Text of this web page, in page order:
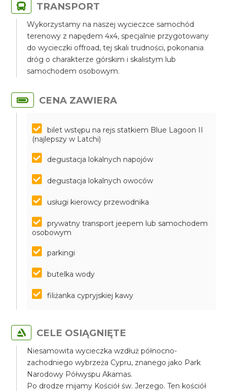
TRANSPORT
Wykorzystamy na naszej wycieczce samochód
terenowy z napędem 4x4, specjalnie przygotowany
do wycieczki offroad, tej skali trudności, pokonania
dróg o charakterze górskim i skalistym lub
samochodem osobowym.
CENA ZAWIERA
bilet wstępu na rejs statkiem Blue Lagoon II
(najlepszy w Latchi)
degustacja lokalnych napojów
degustacja lokalnych owoców
usługi kierowcy przewodnika
prywatny transport jeepem lub samochodem
osobowym
parkingi
butelka wody
filiżanka cypryjskiej kawy
CELE OSIĄGNIĘTE
Niesamowita wycieczka wzdłuż północno-
zachodniego wybrzeża Cypru, znanego jako Park
Narodowy Półwyspu Akamas.
Po drodze mijamy Kościół św. Jerzego. Ten kościół